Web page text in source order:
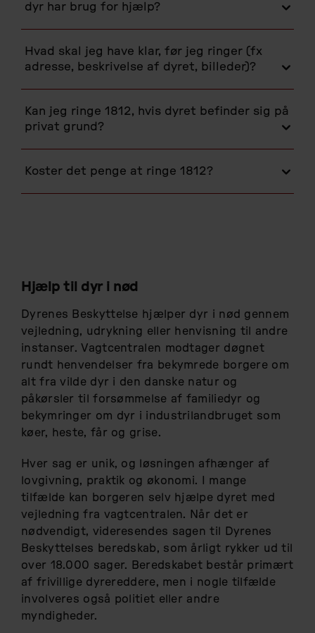
dyr har brug for hjælp?
Hvad skal jeg have klar, før jeg ringer (fx
adresse, beskrivelse af dyret, billeder)?
Kan jeg ringe 1812, hvis dyret befinder sig på
privat grund?
Koster det penge at ringe 1812?
Hjælp til dyr i nød
Dyrenes Beskyttelse hjælper dyr i nød gennem
vejledning, udrykning eller henvisning til andre
instanser. Vagtcentralen modtager døgnet
rundt henvendelser fra bekymrede borgere om
alt fra vilde dyr i den danske natur og
påkørsler til forsømmelse af familiedyr og
bekymringer om dyr i industrilandbruget som
køer, heste, får og grise.
Hver sag er unik, og løsningen afhænger af
lovgivning, praktik og økonomi. I mange
tilfælde kan borgeren selv hjælpe dyret med
vejledning fra vagtcentralen. Når det er
nødvendigt, videresendes sagen til Dyrenes
Beskyttelses beredskab, som årligt rykker ud til
over 18.000 sager. Beredskabet består primært
af frivillige dyrereddere, men i nogle tilfælde
involveres også politiet eller andre
myndigheder.